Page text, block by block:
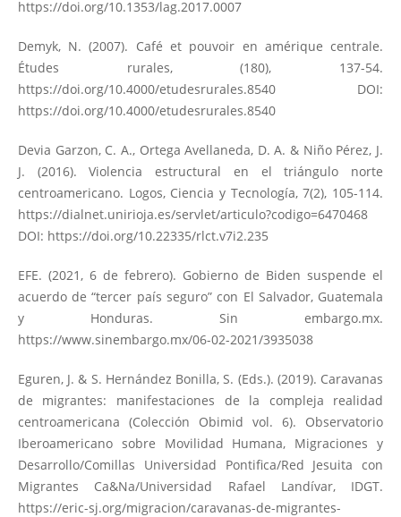
https://doi.org/10.1353/lag.2017.0007
Demyk, N. (2007). Café et pouvoir en amérique centrale.
Études rurales, (180), 137-54.
https://doi.org/10.4000/etudesrurales.8540DOI:
https://doi.org/10.4000/etudesrurales.8540
Devia Garzon, C. A., Ortega Avellaneda, D. A. & Niño Pérez, J.
J. (2016). Violencia estructural en el triángulo norte
centroamericano. Logos, Ciencia y Tecnología, 7(2), 105-114.
https://dialnet.unirioja.es/servlet/articulo?codigo=6470468
DOI: https://doi.org/10.22335/rlct.v7i2.235
EFE. (2021, 6 de febrero). Gobierno de Biden suspende el
acuerdo de “tercer país seguro” con El Salvador, Guatemala
y Honduras. Sin embargo.mx.
https://www.sinembargo.mx/06-02-2021/3935038
Eguren, J. & S. Hernández Bonilla, S. (Eds.). (2019). Caravanas
de migrantes: manifestaciones de la compleja realidad
centroamericana (Colección Obimid vol. 6). Observatorio
Iberoamericano sobre Movilidad Humana, Migraciones y
Desarrollo/Comillas Universidad Pontifica/Red Jesuita con
Migrantes Ca&Na/Universidad Rafael Landívar, IDGT.
https://eric-sj.org/migracion/caravanas-de-migrantes-